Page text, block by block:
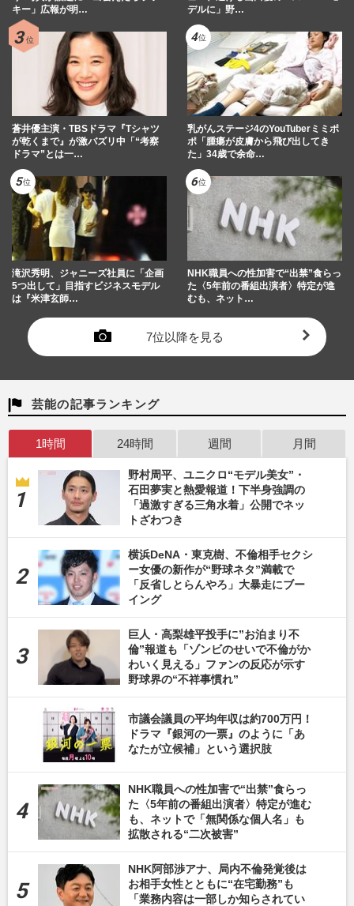
キー」広報が明…
デルに」野…
蒼井優主演・TBSドラマ『Tシャツ
が乾くまで』が激バズリ中「“考察
ドラマ”とは一…
乳がんステージ4のYouTuberミミポ
ポ「腫瘍が皮膚から飛び出してき
た」34歳で余命…
滝沢秀明、ジャニーズ社員に「企画
5つ出して」目指すビジネスモデル
は『米津玄師…
NHK職員への性加害で“出禁”食らっ
た〈5年前の番組出演者〉特定が進
むも、ネット…
7位以降を見る
芸能の記事ランキング
1時間 24時間 週間 月間
野村周平、ユニクロ“モデル美女”・
石田夢実と熱愛報道！下半身強調の
「過激すぎる三角水着」公開でネッ
トざわつき
横浜DeNA・東克樹、不倫相手セクシ
ー女優の新作が“野球ネタ”満載で
「反省しとらんやろ」大暴走にブー
イング
巨人・高梨雄平投手に”お泊まり不
倫”報道も「ゾンビのせいで不倫がか
わいく見える」ファンの反応が示す
野球界の“不祥事慣れ”
市議会議員の平均年収は約700万円！
ドラマ『銀河の一票』のように「あ
なたが立候補」という選択肢
NHK職員への性加害で“出禁”食らっ
た〈5年前の番組出演者〉特定が進む
も、ネットで「無関係な個人名」も
拡散される“二次被害”
NHK阿部渉アナ、局内不倫発覚後は
お相手女性とともに“在宅勤務”も
「業務内容は一部しか知らされてい